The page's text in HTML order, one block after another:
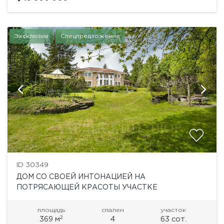
Эксклюзив Спецпредложение
ID 30349
ДОМ СО СВОЕЙ ИНТОНАЦИЕЙ НА
ПОТРЯСАЮЩЕЙ КРАСОТЫ УЧАСТКЕ
площадь
369 м2
спален
4
участок
63 сот.